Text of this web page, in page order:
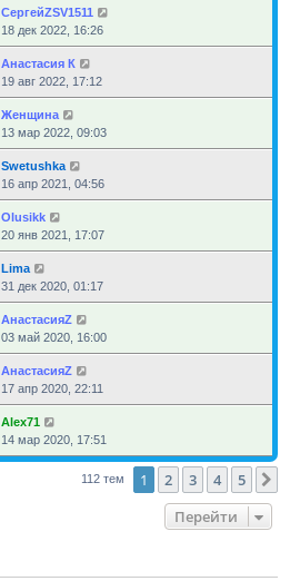
СергейZSV1511
18 дек 2022, 16:26
Анастасия К
19 авг 2022, 17:12
Женщина
13 мар 2022, 09:03
Swetushka
16 апр 2021, 04:56
Olusikk
20 янв 2021, 17:07
Lima
31 дек 2020, 01:17
АнастасияZ
03 май 2020, 16:00
АнастасияZ
17 апр 2020, 22:11
Alex71
14 мар 2020, 17:51
112 тем 1 2 3 4 5
Перейти